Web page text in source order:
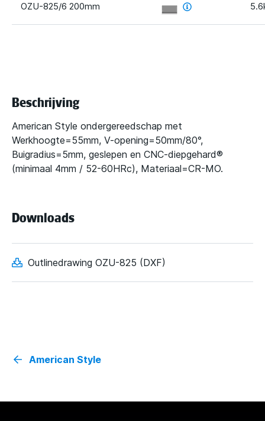
OZU-825/6 200mm
Beschrijving
American Style ondergereedschap met
Werkhoogte=55mm, V-opening=50mm/80°,
Buigradius=5mm, geslepen en CNC-diepgehard®
(minimaal 4mm / 52-60HRc), Materiaal=CR-MO.
Downloads
Outlinedrawing OZU-825 (DXF)
American Style